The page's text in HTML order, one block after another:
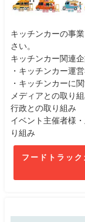
キッチンカーの事
さい。
キッチンカー関連
・キッチンカー運
・キッチンカーに
メディアとの取り
行政との取り組み
イベント主催者様
り組み
フードトラッ